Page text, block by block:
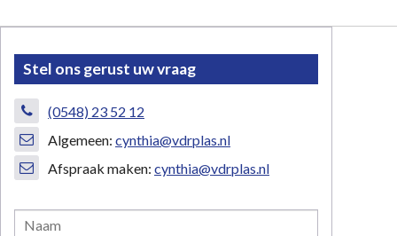
Stel ons gerust uw vraag
(0548) 23 52 12
Algemeen: cynthia@vdrplas.nl
Afspraak maken: cynthia@vdrplas.nl